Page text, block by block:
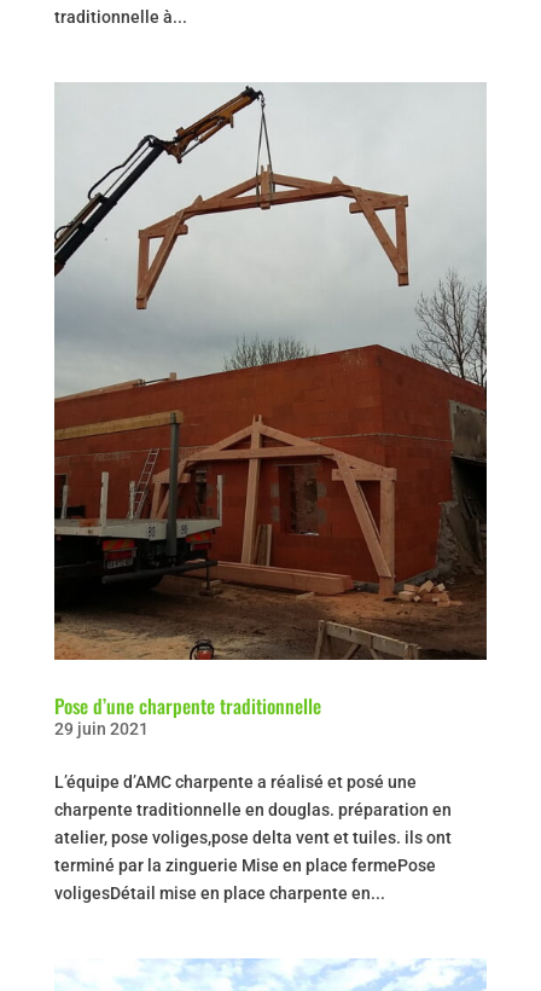
traditionnelle à...
Pose d’une charpente traditionnelle
29 juin 2021
L’équipe d’AMC charpente a réalisé et posé une
charpente traditionnelle en douglas. préparation en
atelier, pose voliges,pose delta vent et tuiles. ils ont
terminé par la zinguerie Mise en place fermePose
voligesDétail mise en place charpente en...